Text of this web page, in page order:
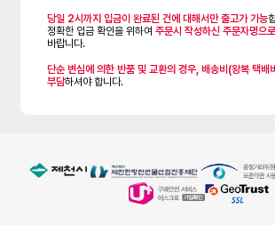
당일 2시까지 입금이 완료된 건에 대해서만 출고가 가능
정확한 입금 확인을 위하여주문시 작성하신 주문자명으
바랍니다.
단순 변심에 의한 반품 및 교환의 경우, 배송비(왕복 택배
부담하셔야 합니다.